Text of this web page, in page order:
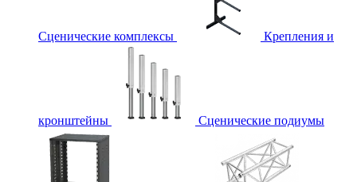
Сценические комплексы Крепления и
кронштейны Сценические подиумы